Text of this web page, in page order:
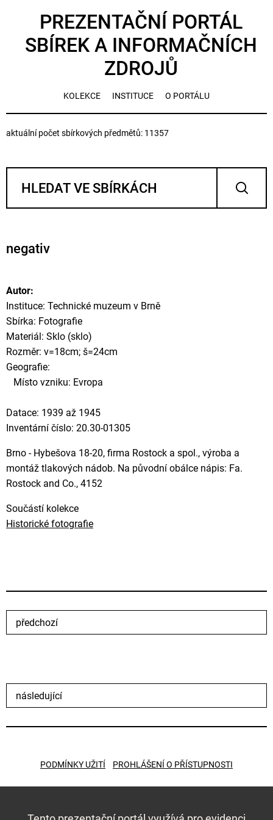
PREZENTAČNÍ PORTÁL
SBÍREK A INFORMAČNÍCH
ZDROJŮ
KOLEKCE INSTITUCE O PORTÁLU
aktuální počet sbírkových předmětů: 11357
negativ
Autor:
Instituce: Technické muzeum v Brně
Sbírka: Fotografie
Materiál: Sklo (sklo)
Rozměr: v=18cm; š=24cm
Geografie:
Místo vzniku: Evropa
Datace: 1939 až 1945
Inventární číslo: 20.30-01305
Brno - Hybešova 18-20, firma Rostock a spol., výroba a
montáž tlakových nádob. Na původní obálce nápis: Fa.
Rostock and Co., 4152
Součástí kolekce
Historické fotografie
předchozí
následující
PODMÍNKY UŽITÍ PROHLÁŠENÍ O PŘÍSTUPNOSTI